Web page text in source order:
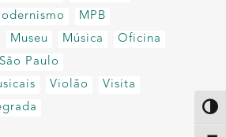
MPB
Museu Música
Oficina
São Paulo
Violão
Visita